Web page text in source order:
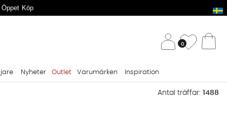
Köp
0
Nyheter Outlet Varumärken Inspiration
Antal träffar: 1488